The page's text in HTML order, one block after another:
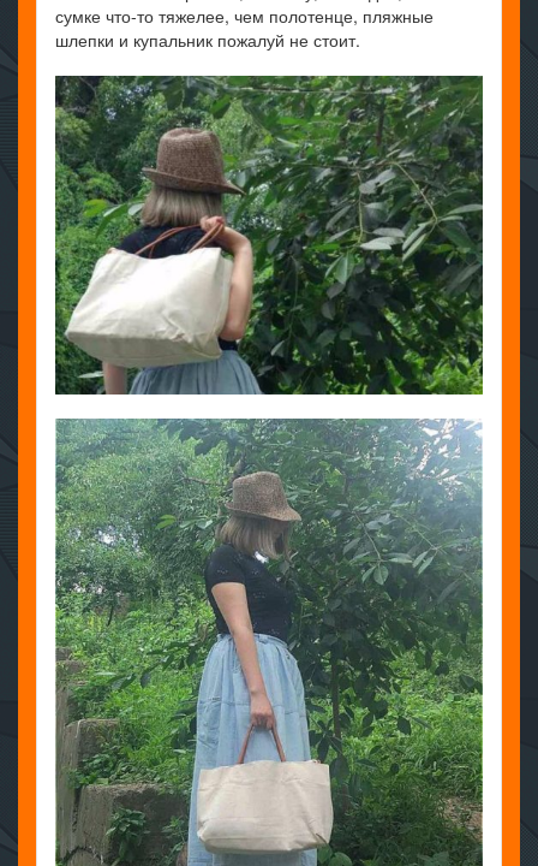
сумке что-то тяжелее, чем полотенце, пляжные
шлепки и купальник пожалуй не стоит.